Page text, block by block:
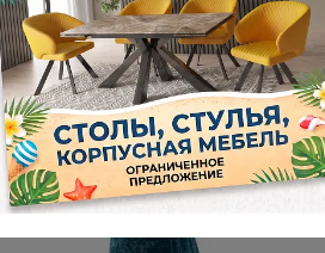
Рекомендуемые модели
ХИТ ПРОДАЖ